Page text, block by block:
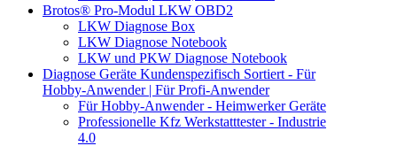
Brotos® Pro-Modul LKW OBD2
LKW Diagnose Box
LKW Diagnose Notebook
LKW und PKW Diagnose Notebook
Diagnose Geräte Kundenspezifisch Sortiert - Für
Hobby-Anwender | Für Profi-Anwender
Für Hobby-Anwender - Heimwerker Geräte
Professionelle Kfz Werkstatttester - Industrie
4.0